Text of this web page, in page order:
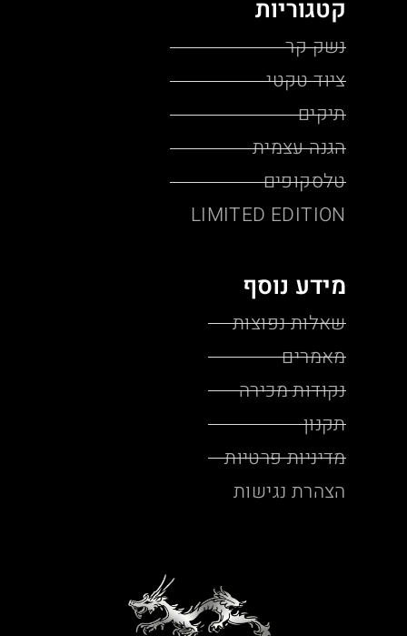
קטגוריות
נשק קר
ציוד טקטי
תיקים
הגנה עצמית
טלסקופים
LIMITED EDITION
מידע נוסף
שאלות נפוצות
מאמרים
נקודות מכירה
תקנון
מדיניות פרטיות
הצהרת נגישות